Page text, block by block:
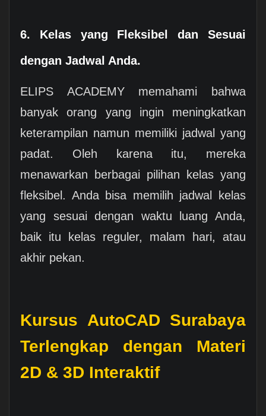
6. Kelas yang Fleksibel dan Sesuai
dengan Jadwal Anda.
ELIPS ACADEMY memahami bahwa
banyak orang yang ingin meningkatkan
keterampilan namun memiliki jadwal yang
padat. Oleh karena itu, mereka
menawarkan berbagai pilihan kelas yang
fleksibel. Anda bisa memilih jadwal kelas
yang sesuai dengan waktu luang Anda,
baik itu kelas reguler, malam hari, atau
akhir pekan.
Kursus AutoCAD Surabaya
Terlengkap dengan Materi
2D & 3D Interaktif